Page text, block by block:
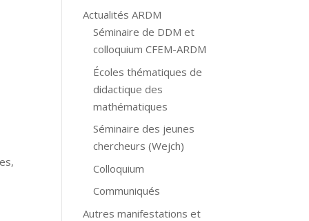
Actualités ARDM
Séminaire de DDM et
colloquium CFEM-ARDM
Écoles thématiques de
didactique des
mathématiques
Séminaire des jeunes
chercheurs (Wejch)
Colloquium
Communiqués
Autres manifestations et